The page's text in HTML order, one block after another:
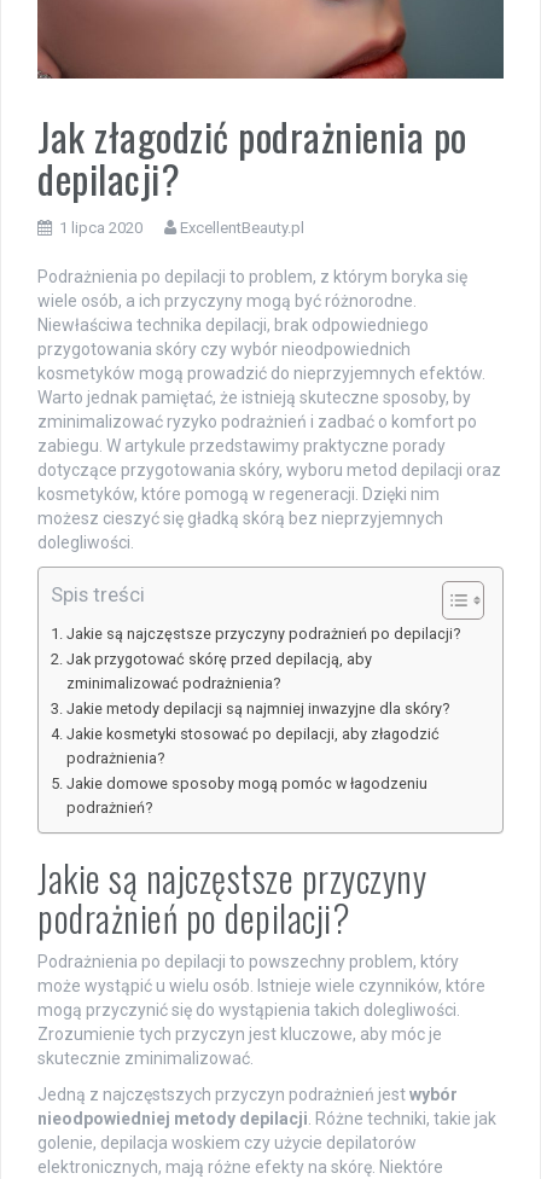
Jak złagodzić podrażnienia po
depilacji?
1 lipca 2020 ExcellentBeauty.pl
Podrażnienia po depilacji to problem, z którym boryka się
wiele osób, a ich przyczyny mogą być różnorodne.
Niewłaściwa technika depilacji, brak odpowiedniego
przygotowania skóry czy wybór nieodpowiednich
kosmetyków mogą prowadzić do nieprzyjemnych efektów.
Warto jednak pamiętać, że istnieją skuteczne sposoby, by
zminimalizować ryzyko podrażnień i zadbać o komfort po
zabiegu. W artykule przedstawimy praktyczne porady
dotyczące przygotowania skóry, wyboru metod depilacji oraz
kosmetyków, które pomogą w regeneracji. Dzięki nim
możesz cieszyć się gładką skórą bez nieprzyjemnych
dolegliwości.
Spis treści
Jakie są najczęstsze przyczyny podrażnień po depilacji?
Jak przygotować skórę przed depilacją, aby
zminimalizować podrażnienia?
Jakie metody depilacji są najmniej inwazyjne dla skóry?
Jakie kosmetyki stosować po depilacji, aby złagodzić
podrażnienia?
Jakie domowe sposoby mogą pomóc w łagodzeniu
podrażnień?
Jakie są najczęstsze przyczyny
podrażnień po depilacji?
Podrażnienia po depilacji to powszechny problem, który
może wystąpić u wielu osób. Istnieje wiele czynników, które
mogą przyczynić się do wystąpienia takich dolegliwości.
Zrozumienie tych przyczyn jest kluczowe, aby móc je
skutecznie zminimalizować.
Jedną z najczęstszych przyczyn podrażnień jestwybór
nieodpowiedniej metody depilacji. Różne techniki, takie jak
golenie, depilacja woskiem czy użycie depilatorów
elektronicznych, mają różne efekty na skórę. Niektóre